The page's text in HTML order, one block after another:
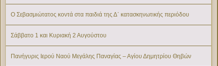
Ο Σεβασμιώτατος κοντά στα παιδιά της Δ΄ κατασκηνωτικής περιόδου
Σάββατο 1 και Κυριακή 2 Αυγούστου
Πανήγυρις Ιερού Ναού Μεγάλης Παναγίας – Αγίου Δημητρίου Θηβών